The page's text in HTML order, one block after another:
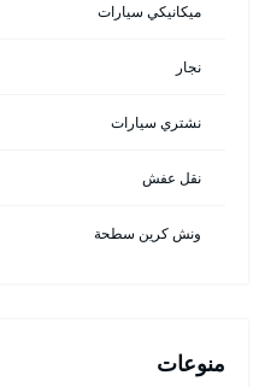
ميكانيكي سيارات
نجار
نشتري سيارات
نقل عفش
ونش كرين سطحة
منوعات